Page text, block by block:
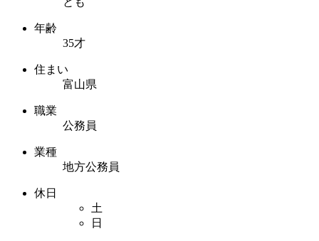
年齢
35才
住まい
富山県
職業
公務員
業種
地方公務員
休日
土
日